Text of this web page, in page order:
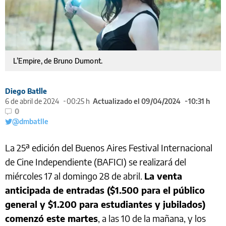
L’Empire, de Bruno Dumont.
Diego Batlle
6 de abril de 2024
00:25 h Actualizado el 09/04/2024
10:31 h
0
@dmbatlle
La 25ª edición del Buenos Aires Festival Internacional
de Cine Independiente (BAFICI) se realizará del
miércoles 17 al domingo 28 de abril. La venta
anticipada de entradas ($1.500 para el público
general y $1.200 para estudiantes y jubilados)
comenzó este martes, a las 10 de la mañana, y los